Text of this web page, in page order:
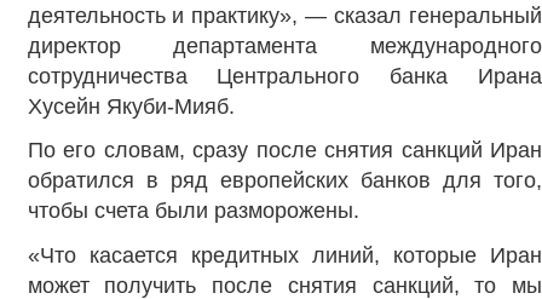
деятельность и практику», — сказал генеральный
директор департамента международного
сотрудничества Центрального банка Ирана
Хусейн Якуби-Мияб.
По его словам, сразу после снятия санкций Иран
обратился в ряд европейских банков для того,
чтобы счета были разморожены.
«Что касается кредитных линий, которые Иран
может получить после снятия санкций, то мы